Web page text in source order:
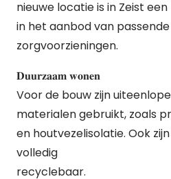
nieuwe locatie is in Zeist
in het aanbod van
zorgvoorzieningen.
𝐃𝐮𝐮𝐫𝐳𝐚𝐚𝐦 𝐰𝐨𝐧𝐞𝐧
Voor de bouw zijn
materialen gebruikt, zoals
en houtvezelisolatie. Ook
volledig
recyclebaar.